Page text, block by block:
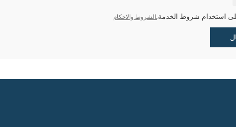
استخدام شروط الخدمة,الشروط والاحكام